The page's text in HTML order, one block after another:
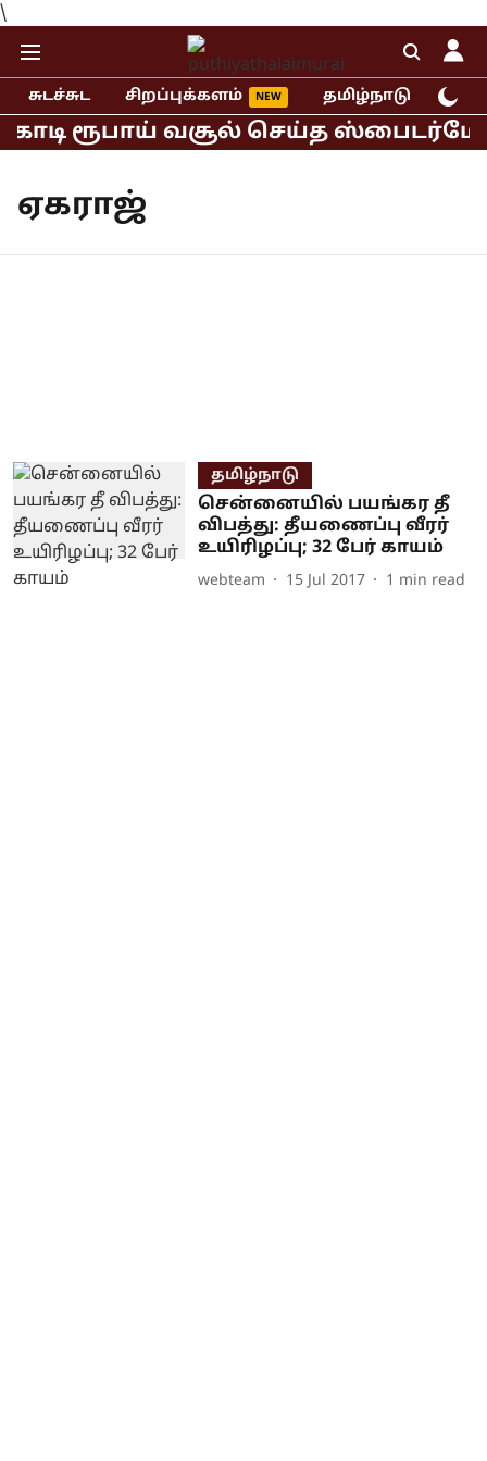
\
சுடச்சுட சிறப்புக்களம் தமிழ்நாடு
ரூபாய் வசூல் செய்த
ஏகராஜ்
தமிழ்நாடு
சென்னையில் பயங்கர தீ
விபத்து: தீயணைப்பு வீரர்
உயிரிழப்பு; 32 பேர் காயம்
webteam 15 Jul 2017 1 min read